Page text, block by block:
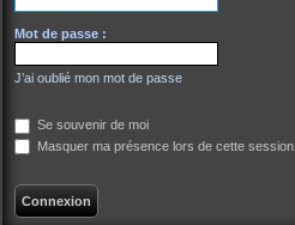
Mot de passe :
J’ai oublié mon mot de passe
Se souvenir de moi
Masquer ma présence lors de cette session